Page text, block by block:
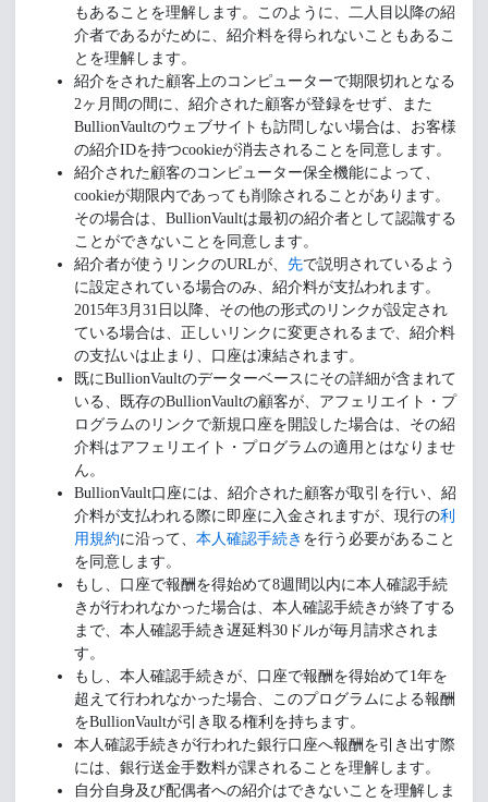
もあることを理解します。このように、二人目以降の紹
介者であるがために、紹介料を得られないこともあるこ
とを理解します。
紹介をされた顧客上のコンピューターで期限切れとなる
2ヶ月間の間に、紹介された顧客が登録をせず、また
BullionVaultのウェブサイトも訪問しない場合は、お客様
の紹介IDを持つcookieが消去されることを同意します。
紹介された顧客のコンピューター保全機能によって、
cookieが期限内であっても削除されることがあります。
その場合は、BullionVaultは最初の紹介者として認識する
ことができないことを同意します。
紹介者が使うリンクのURLが、 先で説明されているよう
に設定されている場合のみ、紹介料が支払われます。
2015年3月31日以降、その他の形式のリンクが設定され
ている場合は、正しいリンクに変更されるまで、紹介料
の支払いは止まり、口座は凍結されます。
既にBullionVaultのデーターベースにその詳細が含まれて
いる、既存のBullionVaultの顧客が、アフェリエイト・プ
ログラムのリンクで新規口座を開設した場合は、その紹
介料はアフェリエイト・プログラムの適用とはなりませ
ん。
BullionVault口座には、紹介された顧客が取引を行い、紹
介料が支払われる際に即座に入金されますが、現行の利
用規約に沿って、 本人確認手続き を行う必要があること
を同意します。
もし、口座で報酬を得始めて8週間以内に本人確認手続
きが行われなかった場合は、本人確認手続きが終了する
まで、本人確認手続き遅延料30ドルが毎月請求されま
す。
もし、本人確認手続きが、口座で報酬を得始めて1年を
超えて行われなかった場合、このプログラムによる報酬
をBullionVaultが引き取る権利を持ちます。
本人確認手続きが行われた銀行口座へ報酬を引き出す際
には、銀行送金手数料が課されることを理解します。
自分自身及び配偶者への紹介はできないことを理解しま